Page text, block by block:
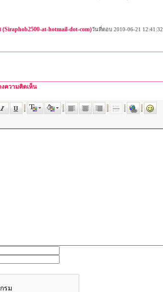
at-hotmail-dot-com)วันที่ตอบ 2010-06-21 12:41:32
งความคิดเห็น